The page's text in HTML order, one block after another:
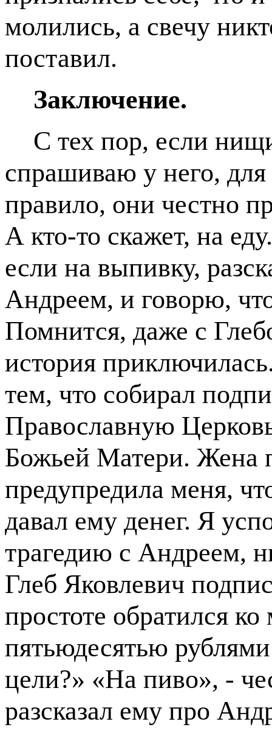
молились, а свечу
поставил.
Заключение.
С тех пор, если
спрашиваю у него,
правило, они честно
А кто-то скажет, на
если на выпивку,
Андреем, и говорю,
Помнится, даже с
история
тем, что собирал
Православную
Божьей Матери. Жена
предупредила меня,
давал ему денег. Я
трагедию с Андреем,
Глеб Яковлевич
простоте обратился
пятьюдесятью
цели?» «На пиво», -
разсказал ему про